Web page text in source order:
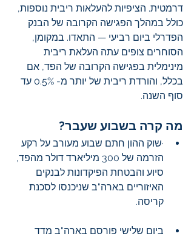
דרמטית. הציפיות להעלאות ריבית נוספות,
כולל במהלך הפגישה הקרובה של הבנק
הפדרלי ביום רביעי — התאדו. במקומן,
הסוחרים צופים עתה העלאת ריבית
מינימלית בפגישה הקרובה של הפד, אם
בכלל, והורדת ריבית של יותר מ- 0.5% עד
סוף השנה.
מה קרה בשבוע שעבר?
·שוק ההון חתם שבוע מעורב על רקע
הזרמה של 300 מיליארד דולר מהפד,
סיוע והבטחת הפיקדונות לבנקים
האיזוריים בארה"ב שניכנסו לסכנת
קריסה.
ביום שלישי פורסם בארה"ב מדד